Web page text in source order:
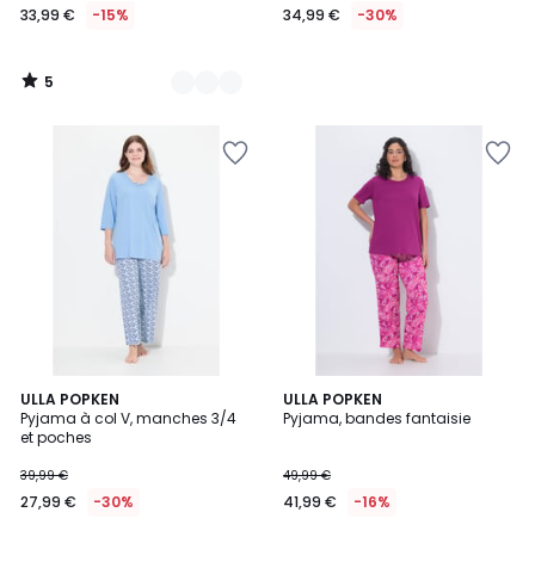
33,99 € -15%
5
/
34,99 € -30%
ULLA POPKEN
Pyjama à col V, manches 3/4
et poches
39,99 €
27,99 € -30%
ULLA POPKEN
Pyjama, bandes fantaisie
49,99 €
41,99 € -16%